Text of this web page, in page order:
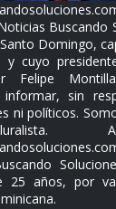
Buscando
Domingo,
y cuyo
Felipe
informar, sin
ni políticos.
25 años, por